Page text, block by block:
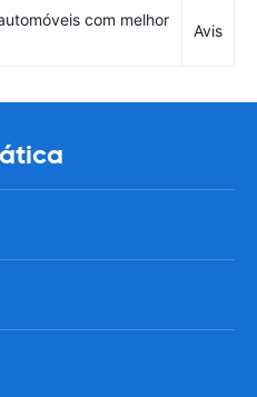
com melhor
Avis